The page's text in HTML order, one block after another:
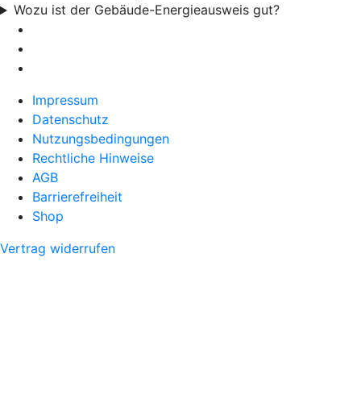
Wozu ist der Gebäude-Energieausweis gut?
Impressum
Datenschutz
Nutzungsbedingungen
Rechtliche Hinweise
AGB
Barrierefreiheit
Shop
Vertrag widerrufen